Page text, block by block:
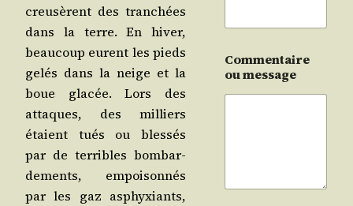
creu­sèrent des tran­chées
dans la terre. En hiver,
beau­coup eurent les pieds
gelés dans la neige et la
boue gla­cée. Lors des
attaques, des mil­liers
étaient tués ou bles­sés
par de ter­ribles bom­bar­
de­ments, empoi­son­nés
par les gaz asphyxiants,
Commentaire
ou message